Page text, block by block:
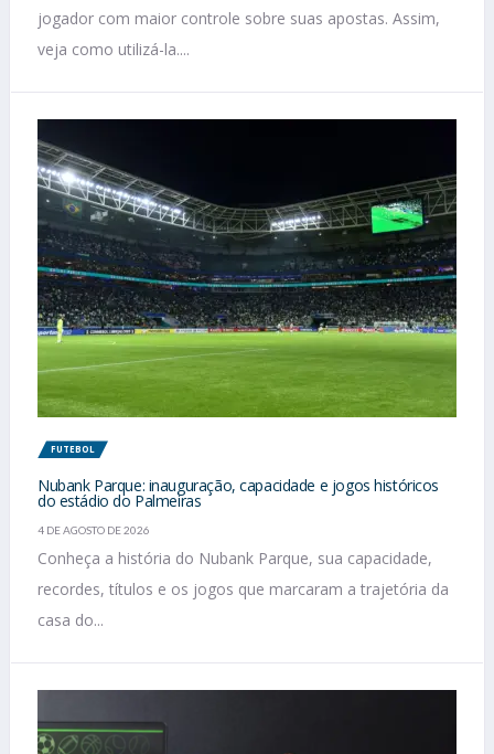
jogador com maior controle sobre suas apostas. Assim,
veja como utilizá-la....
FUTEBOL
Nubank Parque: inauguração, capacidade e jogos históricos
do estádio do Palmeiras
4 DE AGOSTO DE 2026
Conheça a história do Nubank Parque, sua capacidade,
recordes, títulos e os jogos que marcaram a trajetória da
casa do...